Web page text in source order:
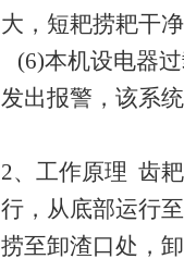
大，短耙捞耙干
(6)本机设电器
发出报警，该系
2、工作原理 齿
行，从底部运行
捞至卸渣口处，